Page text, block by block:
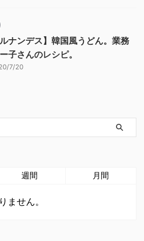
ルナンデス】韓国風うどん。業務
子さんのレシピ。
7/20
週間 月間
ません。